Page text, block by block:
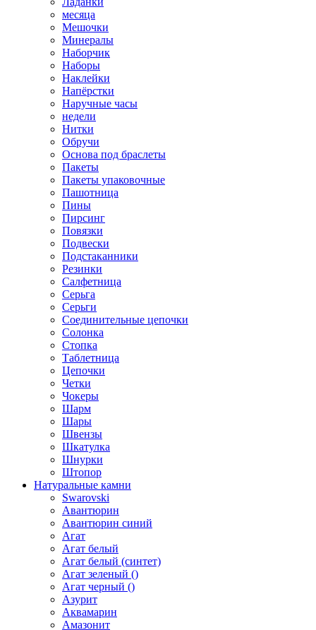
месяца
Мешочки
Минералы
Наборчик
Наборы
Наклейки
Напёрстки
Наручные часы
недели
Нитки
Обручи
Основа под браслеты
Пакеты
Пакеты упаковочные
Пашотница
Пины
Пирсинг
Повязки
Подвески
Подстаканники
Резинки
Салфетница
Серьга
Серьги
Соединительные цепочки
Солонка
Стопка
Таблетница
Цепочки
Четки
Чокеры
Шарм
Шары
Швензы
Шкатулка
Шнурки
Штопор
Натуральные камни
Swarovski
Авантюрин
Авантюрин синий
Агат
Агат белый
Агат белый (синтет)
Агат зеленый ()
Агат черный ()
Азурит
Аквамарин
Амазонит